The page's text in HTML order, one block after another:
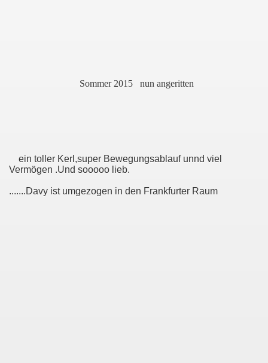
Sommer 2015 nun angeritten
ein toller Kerl,super Bewegungsablauf unnd viel
Vermögen .Und sooooo lieb.
.......Davy ist umgezogen in den Frankfurter Raum